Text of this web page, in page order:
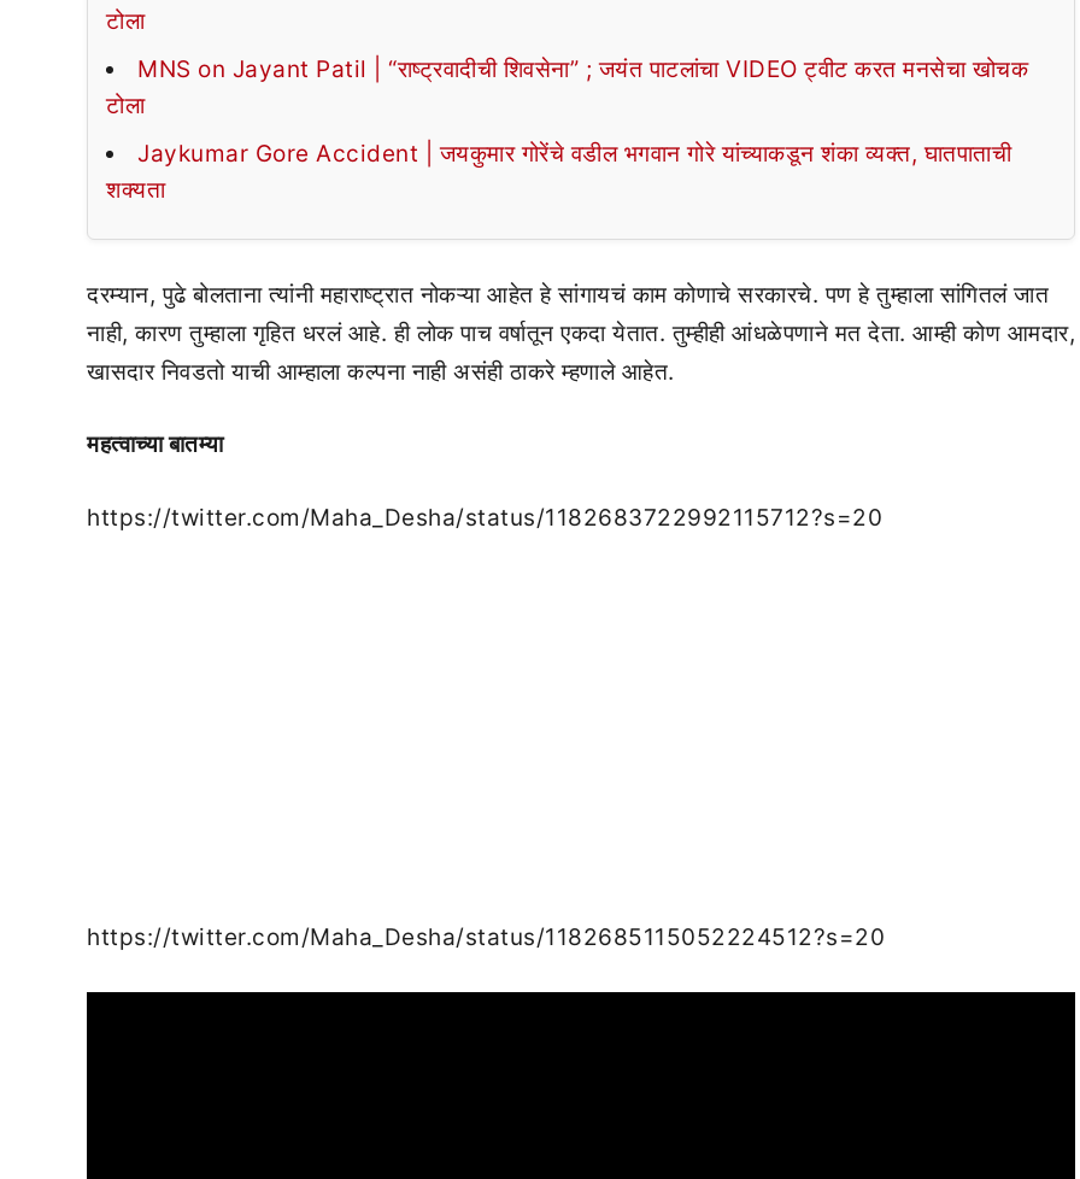
टोला
MNS on Jayant Patil | “राष्ट्रवादीची शिवसेना” ; जयंत पाटलांचा VIDEO ट्वीट करत मनसेचा खोचक
टोला
Jaykumar Gore Accident | जयकुमार गोरेंचे वडील भगवान गोरे यांच्याकडून शंका व्यक्त, घातपाताची
शक्यता
दरम्यान, पुढे बोलताना त्यांनी महाराष्ट्रात नोकऱ्या आहेत हे सांगायचं काम कोणाचे सरकारचे. पण हे तुम्हाला सांगितलं जात
नाही, कारण तुम्हाला गृहित धरलं आहे. ही लोक पाच वर्षातून एकदा येतात. तुम्हीही आंधळेपणाने मत देता. आम्ही कोण आमदार,
खासदार निवडतो याची आम्हाला कल्पना नाही असंही ठाकरे म्हणाले आहेत.
महत्वाच्या बातम्या
https://twitter.com/Maha_Desha/status/1182683722992115712?s=20
https://twitter.com/Maha_Desha/status/1182685115052224512?s=20